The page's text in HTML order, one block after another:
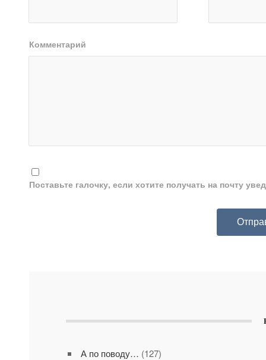
Комментарий
Поставьте галочку, если хотите получать на почту
А по поводу… (127)